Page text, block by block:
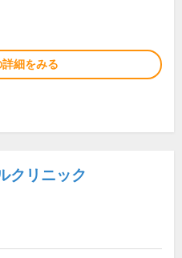
細をみる
クリニック